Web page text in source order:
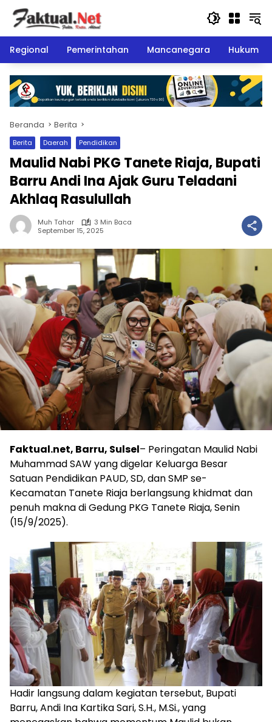
Langsung
konten
Regional
Pemerintahan Mancanegara Hukum
Beranda Berita
Berita Daerah Pendidikan
Maulid Nabi PKG Tanete Riaja, Bupati
Barru Andi Ina Ajak Guru Teladani
Akhlaq Rasulullah
Muh Tahar
3 Min Baca
September 15, 2025
Faktual.net, Barru, Sulsel– Peringatan Maulid Nabi
Muhammad SAW yang digelar Keluarga Besar
Satuan Pendidikan PAUD, SD, dan SMP se-
Kecamatan Tanete Riaja berlangsung khidmat dan
penuh makna di Gedung PKG Tanete Riaja, Senin
(15/9/2025).
Hadir langsung dalam kegiatan tersebut, Bupati
Barru, Andi Ina Kartika Sari, S.H., M.Si., yang